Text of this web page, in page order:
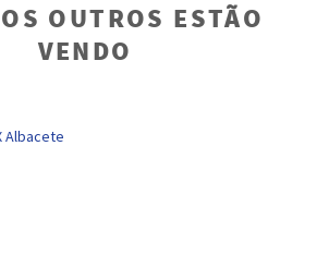
OUTROS ESTÃO
VENDO